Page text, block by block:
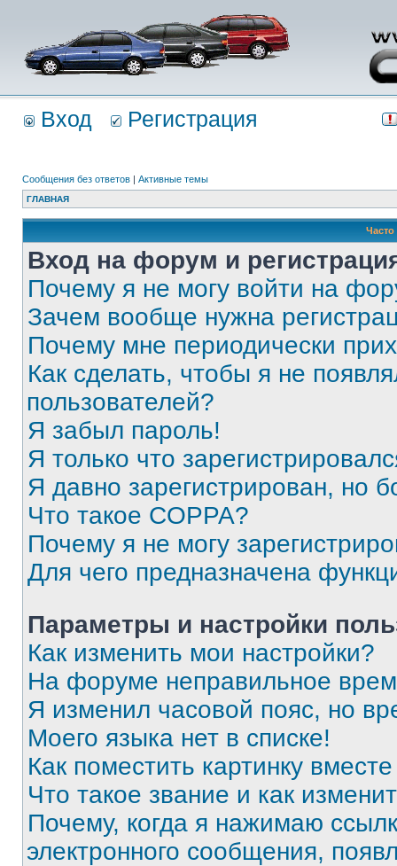
Вход Регистрация
Сообщения без ответов | Активные темы
ГЛАВНАЯ
Вход на форум и
Почему я не могу войти на
Зачем вообще нужна
Почему мне периодически
Как сделать, чтобы я не
пользователей?
Я забыл пароль!
Я только что
Я давно зарегистрирован, но
Что такое COPPA?
Почему я не могу
Для чего предназначена
Параметры и настройки
Как изменить мои настройки?
На форуме неправильное
Я изменил часовой пояс, но
Моего языка нет в списке!
Как поместить картинку
Что такое звание и как
Почему, когда я нажимаю
электронного сообщения,